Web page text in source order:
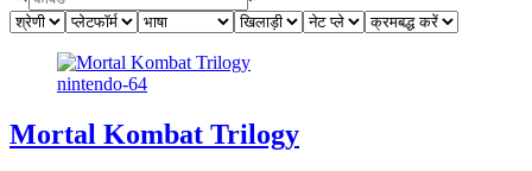
nintendo-64
Mortal Kombat Trilogy